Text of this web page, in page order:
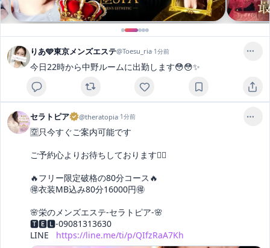
りあ🩵東京メンズエステ@Toesu_ria·1分前
今日22時から中野ルームに出勤します😳😳✨
セラトピア @theratopia·1分前
🈳只今すぐご案内可能です
ご予約心よりお待ちしております🙇‍♂️
🔥フリー限定破格の80分コース🔥
🉐衣装MB込み80分16000円🉐
🌸栄のメンズエステ-セラトピア-🌸
🆃🅴🅻-09081313630
LINE https://line.me/ti/p/QIfzRaA7Kh